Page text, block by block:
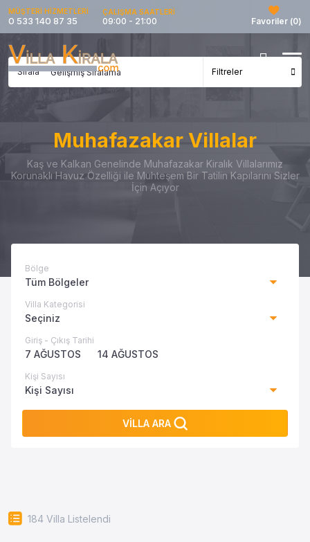
MÜŞTERİ HİZMETLERİ
0 533 140 87 35
ÇALIŞMA SAATLERİ
09:00 - 21:00 Favoriler (0)
Muhafazakar Villalar
Kaş ve Kalkan Genelinde Muhafazakar Kiralık Villalarımız
Korunaklı Havuz Özelliği ile Muhteşem Bir Tatilin Kapılarını Sizler
İçin Açıyor
Bölge
Tüm Bölgeler
Villa Kategorisi
Seçiniz
Giriş - Çıkış Tarihi
7 AĞUSTOS 14 AĞUSTOS
Kişi Sayısı
Kişi Sayısı
VİLLA ARA
184 Villa Listelendi
Sırala Filtreler